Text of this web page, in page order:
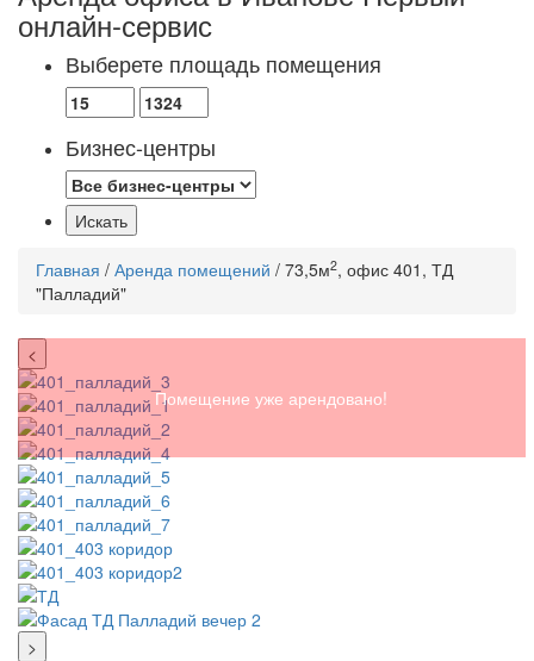
онлайн-сервис
Выберете площадь помещения
Бизнес-центры
Главная / Аренда помещений / 73,5м2, офис 401, ТД
"Палладий"
Помещение уже арендовано!
<
>